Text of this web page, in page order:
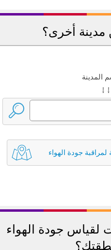
أخرى؟
المدينة
↓
جودة الهواء
جودة الهواء